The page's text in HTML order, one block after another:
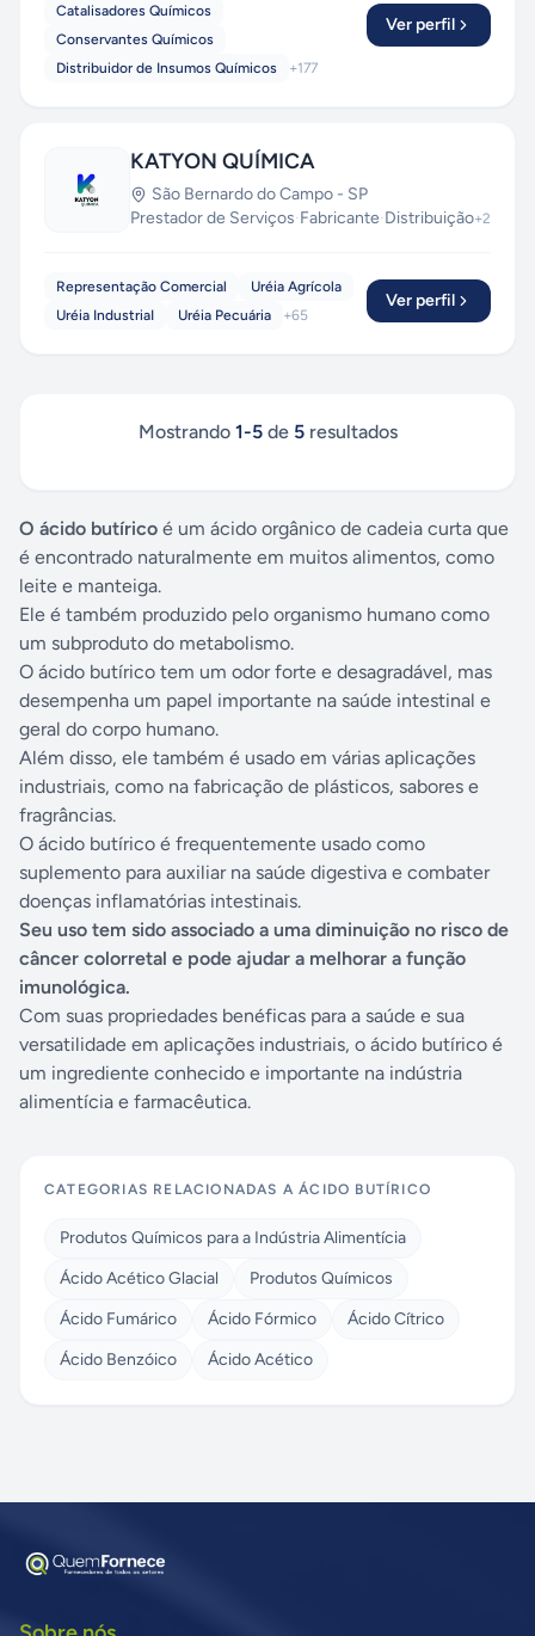
Catalisadores Químicos
Conservantes Químicos
Distribuidor de Insumos Químicos
+177
Ver perfil
KATYON QUÍMICA
São Bernardo do Campo - SP
Prestador de Serviços·Fabricante·Distribuição+2
Representação Comercial
Uréia Agrícola
Uréia IndustriaI
Uréia Pecuária +65
Ver perfil
Mostrando 1-5de 5resultados
O ácido butírico é um ácido orgânico de cadeia curta que
é encontrado naturalmente em muitos alimentos, como
leite e manteiga.
Ele é também produzido pelo organismo humano como
um subproduto do metabolismo.
O ácido butírico tem um odor forte e desagradável, mas
desempenha um papel importante na saúde intestinal e
geral do corpo humano.
Além disso, ele também é usado em várias aplicações
industriais, como na fabricação de plásticos, sabores e
fragrâncias.
O ácido butírico é frequentemente usado como
suplemento para auxiliar na saúde digestiva e combater
doenças inflamatórias intestinais.
Seu uso tem sido associado a uma diminuição no risco de
câncer colorretal e pode ajudar a melhorar a função
imunológica.
Com suas propriedades benéficas para a saúde e sua
versatilidade em aplicações industriais, o ácido butírico é
um ingrediente conhecido e importante na indústria
alimentícia e farmacêutica.
CATEGORIAS RELACIONADAS AÁCIDO BUTÍRICO
Produtos Químicos para a Indústria Alimentícia
Ácido Acético Glacial
Produtos Químicos
Ácido Fumárico
Ácido Fórmico
Ácido Cítrico
Ácido Benzóico
Ácido Acético